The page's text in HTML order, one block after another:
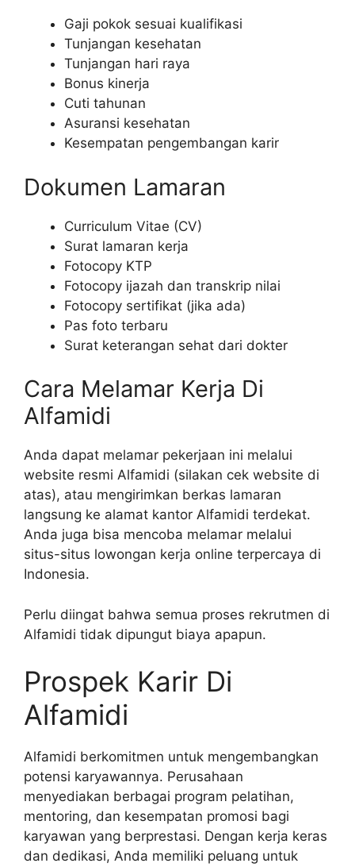
Gaji pokok sesuai kualifikasi
Tunjangan kesehatan
Tunjangan hari raya
Bonus kinerja
Cuti tahunan
Asuransi kesehatan
Kesempatan pengembangan karir
Dokumen Lamaran
Curriculum Vitae (CV)
Surat lamaran kerja
Fotocopy KTP
Fotocopy ijazah dan transkrip nilai
Fotocopy sertifikat (jika ada)
Pas foto terbaru
Surat keterangan sehat dari dokter
Cara Melamar Kerja Di
Alfamidi
Anda dapat melamar pekerjaan ini melalui
website resmi Alfamidi (silakan cek website di
atas), atau mengirimkan berkas lamaran
langsung ke alamat kantor Alfamidi terdekat.
Anda juga bisa mencoba melamar melalui
situs-situs lowongan kerja online terpercaya di
Indonesia.
Perlu diingat bahwa semua proses rekrutmen di
Alfamidi tidak dipungut biaya apapun.
Prospek Karir Di
Alfamidi
Alfamidi berkomitmen untuk mengembangkan
potensi karyawannya. Perusahaan
menyediakan berbagai program pelatihan,
mentoring, dan kesempatan promosi bagi
karyawan yang berprestasi. Dengan kerja keras
dan dedikasi, Anda memiliki peluang untuk